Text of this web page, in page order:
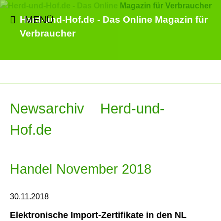
Herd-und-Hof.de - Das Online Magazin für
Verbraucher
MENÜ
Newsarchiv Herd-und-
Hof.de
Handel November 2018
30.11.2018
Elektronische Import-Zertifikate in den NL